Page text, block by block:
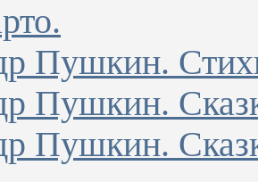
Пушкин.
Пушкин.
Пушкин.